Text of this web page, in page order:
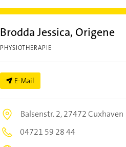
Brodda Jessica, Origene
PHYSIOTHERAPIE
E-Mail
Balsenstr. 2,27472 Cuxhaven
04721 59 28 44